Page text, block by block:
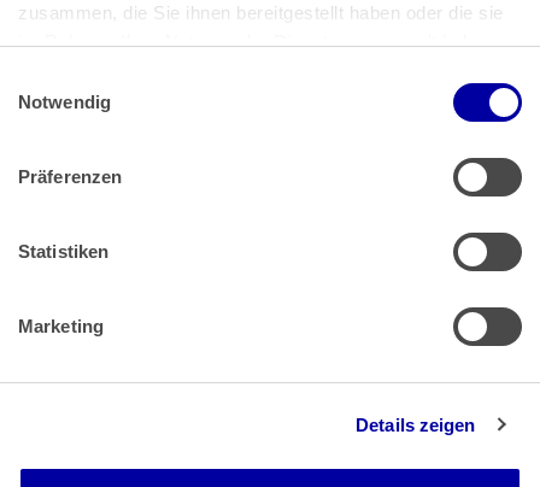
zusammen, die Sie ihnen bereitgestellt haben oder die sie
im Rahmen Ihrer Nutzung der Dienste gesammelt haben.
Impressum
Notwendig
Präferenzen
Statistiken
Marketing
Details zeigen
Pressemitteilungen|AGB
Impressum|Datenschutz
Muster Widerrufsformular (PDF)
Barrierefreiheit